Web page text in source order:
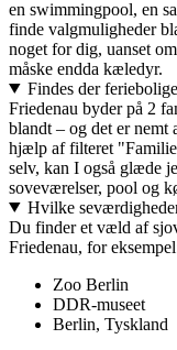
en swimmingpool, en
finde valgmuligheder
noget for dig, uanset
måske endda kæledyr.
Findes der
Friedenau byder på 2
blandt – og det er nemt
hjælp af filteret
selv, kan I også glæde
soveværelser, pool og
Hvilke
Du finder et væld af
Friedenau, for
Zoo Berlin
DDR-museet
Berlin, Tyskland